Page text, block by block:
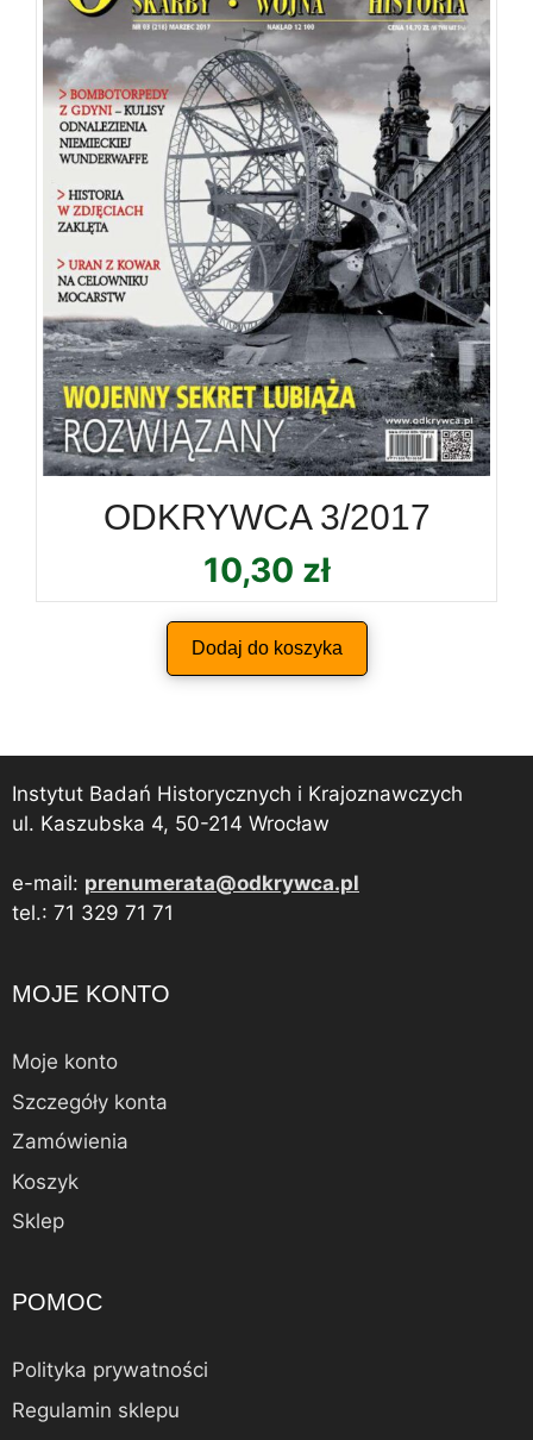
ODKRYWCA 3/2017
10,30 zł
Dodaj do koszyka
Instytut Badań Historycznych i Krajoznawczych
ul. Kaszubska 4, 50-214 Wrocław
e-mail: prenumerata@odkrywca.pl
tel.: 71 329 71 71
MOJE KONTO
Moje konto
Szczegóły konta
Zamówienia
Koszyk
Sklep
POMOC
Polityka prywatności
Regulamin sklepu